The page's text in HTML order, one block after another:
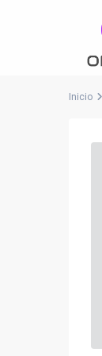
Inicio